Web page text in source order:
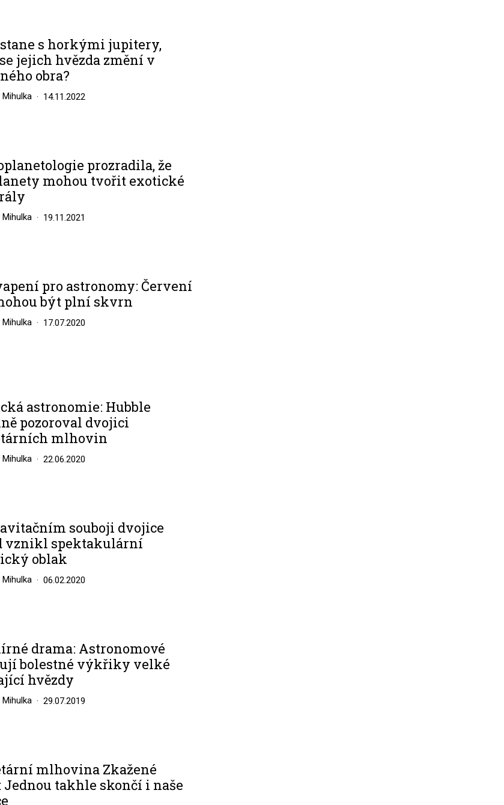
stane s horkými jupitery,
jejich hvězda změní v
obra?
14.11.2022
prozradila, že
mohou tvořit exotické
19.11.2021
pro astronomy: Červení
být plní skvrn
17.07.2020
astronomie: Hubble
pozoroval dvojici
mlhovin
22.06.2020
souboji dvojice
vznikl spektakulární
oblak
06.02.2020
drama: Astronomové
bolestné výkřiky velké
hvězdy
29.07.2019
mlhovina Zkažené
Jednou takhle skončí i naše